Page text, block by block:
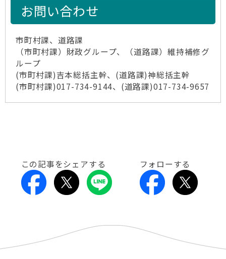
お問い合わせ
市町村課、道路課
（市町村課）財政グループ、（道路課）維持補修グ
ループ
(市町村課)吉本総括主幹、(道路課)神総括主幹
(市町村課)017-734-9144、(道路課)017-734-9657
この記事をシェアする フォローする